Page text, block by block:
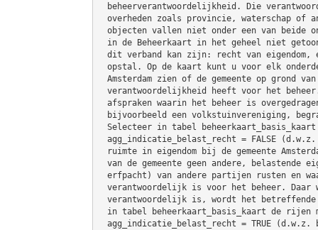
beheerverantwoordelijkheid. Die
overheden zoals provincie, waterschap of
objecten vallen niet onder een van beide
in de Beheerkaart in het geheel niet
dit verband kan zijn: recht van
opstal. Op de kaart kunt u voor elk
Amsterdam zien of de gemeente op grond
verantwoordelijkheid heeft voor het
afspraken waarin het beheer is
bijvoorbeeld een volkstuinvereniging,
Selecteer in tabel
agg_indicatie_belast_recht = FALSE
ruimte in eigendom bij de gemeente
van de gemeente geen andere, belastende
erfpacht) van andere partijen rusten en
verantwoordelijk is voor het beheer. Daar
verantwoordelijk is, wordt het
in tabel beheerkaart_basis_kaart de rijen
agg_indicatie_belast_recht = TRUE